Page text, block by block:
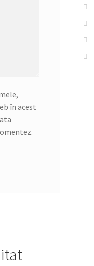
în acest